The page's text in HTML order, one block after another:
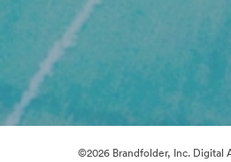
©2026 Brandfolder, Inc. Digital